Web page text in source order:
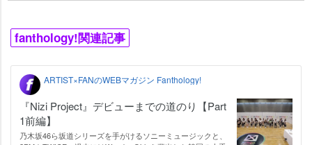
fanthology!関連記事
ARTIST×FANのWEBマガジン Fanthology!
『Nizi Project』デビューまでの道のり【Part
1前編】
乃木坂46ら坂道シリーズを手がけるソニーミュージックと、